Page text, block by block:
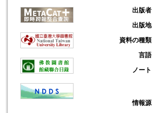
出版者
出版地
資料の種類
言語
ノート
情報源